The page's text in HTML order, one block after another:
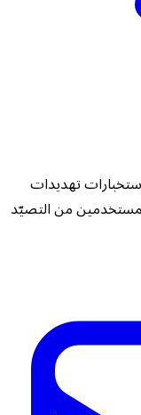
تهديدات
من التصيّد